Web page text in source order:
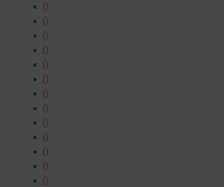
()
()
()
()
()
()
()
()
()
()
()
()
()